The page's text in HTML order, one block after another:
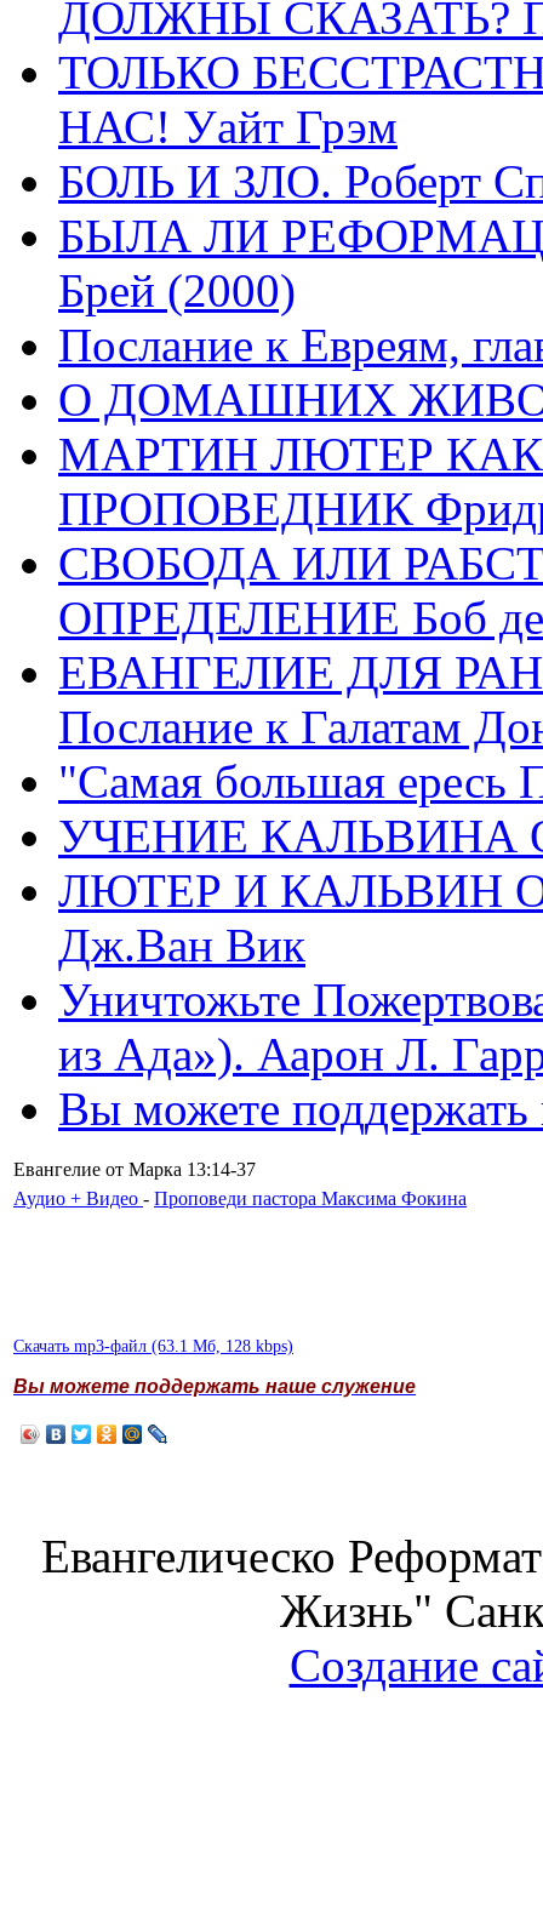
ДОЛЖНЫ СКАЗАТЬ?
ТОЛЬКО
НАС! Уайт Грэм
БОЛЬ И ЗЛО. Роберт
БЫЛА ЛИ
Брей (2000)
Послание к Евреям,
О ДОМАШНИХ
МАРТИН ЛЮТЕР
ПРОПОВЕДНИК
СВОБОДА ИЛИ
ОПРЕДЕЛЕНИЕ Боб де
ЕВАНГЕЛИЕ ДЛЯ
Послание к Галатам
"Самая большая ересь
УЧЕНИЕ КАЛЬВИНА
ЛЮТЕР И КАЛЬВИН
Дж.Ван Вик
Уничтожьте
из Ада»). Аарон Л.
Вы можете
Евангелие от Марка 13:14-37
Аудио + Видео - Проповеди пастора Максима Фокина
Скачать mp3-файл (63.1 Мб, 128 kbps)
Вы можете поддержать наше служение
Евангелическо
Жизнь"
Создание